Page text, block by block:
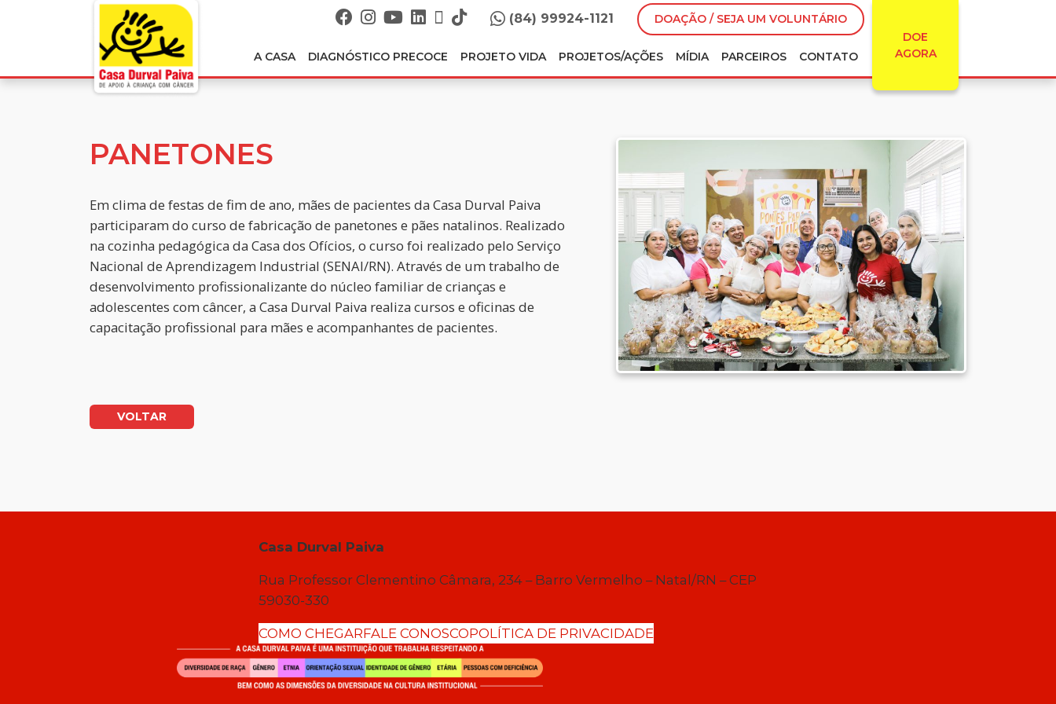
(84) 99924-1121
DOAÇÃO / SEJA UM VOLUNTÁRIO
DOE
AGORA
A CASA DIAGNÓSTICO PRECOCE PROJETO VIDA PROJETOS/AÇÕES MÍDIA PARCEIROS CONTATO
PANETONES
Em clima de festas de fim de ano, mães de pacientes da Casa Durval Paiva
participaram do curso de fabricação de panetones e pães natalinos. Realizado
na cozinha pedagógica da Casa dos Ofícios, o curso foi realizado pelo Serviço
Nacional de Aprendizagem Industrial (SENAI/RN). Através de um trabalho de
desenvolvimento profissionalizante do núcleo familiar de crianças e
adolescentes com câncer, a Casa Durval Paiva realiza cursos e oficinas de
capacitação profissional para mães e acompanhantes de pacientes.
VOLTAR
Casa Durval Paiva
Rua Professor Clementino Câmara, 234 – Barro Vermelho – Natal/RN – CEP
59030-330
COMO CHEGARFALE CONOSCOPOLÍTICA DE PRIVACIDADE